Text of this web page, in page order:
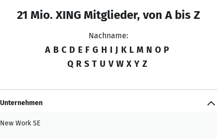
21 Mio. XING Mitglieder, von A bis Z
Nachname:
A B C D E F G H I J K L M N O P
Q R S T U V W X Y Z
Unternehmen
New Work SE